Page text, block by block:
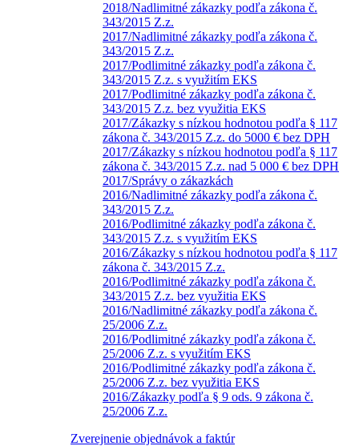
2018/Nadlimitné zákazky podľa zákona č.
343/2015 Z.z.
2017/Nadlimitné zákazky podľa zákona č.
343/2015 Z.z.
2017/Podlimitné zákazky podľa zákona č.
343/2015 Z.z. s využitím EKS
2017/Podlimitné zákazky podľa zákona č.
343/2015 Z.z. bez využitia EKS
2017/Zákazky s nízkou hodnotou podľa § 117
zákona č. 343/2015 Z.z. do 5000 € bez DPH
2017/Zákazky s nízkou hodnotou podľa § 117
zákona č. 343/2015 Z.z. nad 5 000 € bez DPH
2017/Správy o zákazkách
2016/Nadlimitné zákazky podľa zákona č.
343/2015 Z.z.
2016/Podlimitné zákazky podľa zákona č.
343/2015 Z.z. s využitím EKS
2016/Zákazky s nízkou hodnotou podľa § 117
zákona č. 343/2015 Z.z.
2016/Podlimitné zákazky podľa zákona č.
343/2015 Z.z. bez využitia EKS
2016/Nadlimitné zákazky podľa zákona č.
25/2006 Z.z.
2016/Podlimitné zákazky podľa zákona č.
25/2006 Z.z. s využitím EKS
2016/Podlimitné zákazky podľa zákona č.
25/2006 Z.z. bez využitia EKS
2016/Zákazky podľa § 9 ods. 9 zákona č.
25/2006 Z.z.
Zverejnenie objednávok a faktúr